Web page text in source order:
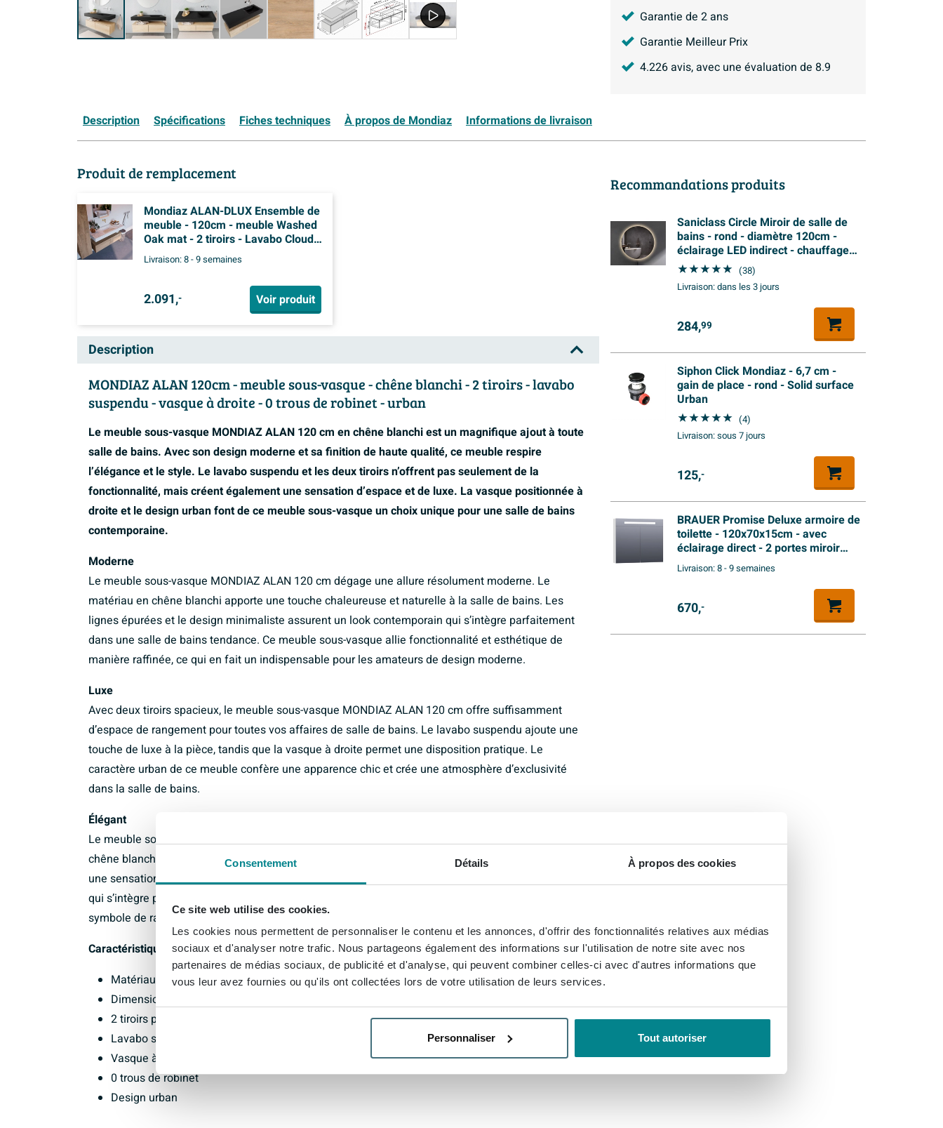
Consentement Détails À propos des cookies
Ce site web utilise des cookies.
Les cookies nous permettent de personnaliser le contenu et les annonces, d'offrir des fonctionnalités relatives aux médias
sociaux et d'analyser notre trafic. Nous partageons également des informations sur l'utilisation de notre site avec nos
partenaires de médias sociaux, de publicité et d'analyse, qui peuvent combiner celles-ci avec d'autres informations que
vous leur avez fournies ou qu'ils ont collectées lors de votre utilisation de leurs services.
Personnaliser Tout autoriser
Garantie de 2 ans
Garantie Meilleur Prix
4.226avis, avec une évaluation de 8.9
Description Spécifications Fiches techniques À propos de Mondiaz Informations de livraison
Produit de remplacement
Mondiaz ALAN-DLUX Ensemble de
meuble - 120cm - meuble Washed
Oak mat - 2 tiroirs - Lavabo Cloud
Opalo suspendu - vasque Centre - 0
trous de robinet
Livraison:8 - 9 semaines
2.091,- Voir produit
Description
MONDIAZ ALAN 120cm - meuble sous-vasque - chêne blanchi - 2 tiroirs - lavabo
suspendu - vasque à droite - 0 trous de robinet - urban
Le meuble sous-vasque MONDIAZ ALAN 120 cm en chêne blanchi est un magnifique ajout à toute
salle de bains. Avec son design moderne et sa finition de haute qualité, ce meuble respire
l’élégance et le style. Le lavabo suspendu et les deux tiroirs n’offrent pas seulement de la
fonctionnalité, mais créent également une sensation d’espace et de luxe. La vasque positionnée à
droite et le design urban font de ce meuble sous-vasque un choix unique pour une salle de bains
contemporaine.
Moderne
Le meuble sous-vasque MONDIAZ ALAN 120 cm dégage une allure résolument moderne. Le
matériau en chêne blanchi apporte une touche chaleureuse et naturelle à la salle de bains. Les
lignes épurées et le design minimaliste assurent un look contemporain qui s’intègre parfaitement
dans une salle de bains tendance. Ce meuble sous-vasque allie fonctionnalité et esthétique de
manière raffinée, ce qui en fait un indispensable pour les amateurs de design moderne.
Luxe
Avec deux tiroirs spacieux, le meuble sous-vasque MONDIAZ ALAN 120 cm offre suffisamment
d’espace de rangement pour toutes vos affaires de salle de bains. Le lavabo suspendu ajoute une
touche de luxe à la pièce, tandis que la vasque à droite permet une disposition pratique. Le
caractère urban de ce meuble confère une apparence chic et crée une atmosphère d’exclusivité
dans la salle de bains.
Élégant
Le meuble sous-vasque MONDIAZ ALAN 120 cm dégage une élégance incontestable. Le bois de
chêne blanchi donne une apparence raffinée à l’ensemble, tandis que le lavabo suspendu apporte
une sensation de légèreté et d’espace. Le design avec 0 trous de robinet assure un aspect épuré
qui s’intègre parfaitement dans un aménagement contemporain. Ce meuble sous-vasque est un
symbole de raffinement et de classe dans la salle de bains.
Caractéristiques :
Matériau : chêne blanchi
Dimensions : 120 cm de large
2 tiroirs pour le rangement
Lavabo suspendu
Vasque à droite
0 trous de robinet
Design urban
Recommandations produits
Saniclass Circle Miroir de salle de
bains - rond - diamètre 120cm -
éclairage LED indirect - chauffage
miroir - interrupteur infrarouge
(38)
Livraison:dans les 3 jours
284,99
Siphon Click Mondiaz - 6,7 cm -
gain de place - rond - Solid surface
Urban
(4)
Livraison:sous 7 jours
125,-
BRAUER Promise Deluxe armoire de
toilette - 120x70x15cm - avec
éclairage direct - 2 portes miroir
double face - blanc mat
Livraison:8 - 9 semaines
670,-